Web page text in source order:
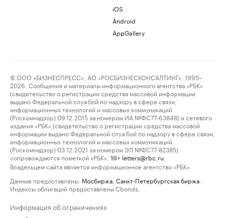
iOS
Android
AppGallery
© ООО «БИЗНЕСПРЕСС», АО «РОСБИЗНЕСКОНСАЛТИНГ», 1995–
2026. Сообщения и материалы информационного агентства «РБК»
(свидетельство о регистрации средства массовой информации
выдано Федеральной службой по надзору в сфере связи,
информационных технологий и массовых коммуникаций
(Роскомнадзор) 09.12.2015 за номером ИА №ФС77-63848) и сетевого
издания «РБК» (свидетельство о регистрации средства массовой
информации выдано Федеральной службой по надзору в сфере связи,
информационных технологий и массовых коммуникаций
(Роскомнадзор) 03.12.2021 за номером ЭЛ №ФС77-82385)
сопровождаются пометкой «РБК».
18+ letters@rbc.ru
Владельцем сайта является информационное агентство «РБК».
Данные предоставлены: Мосбиржа Санкт-Петербургская биржа
Индексы облигаций предоставлены Cbonds.
Информация об ограничениях